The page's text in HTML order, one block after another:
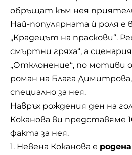
обръщат към нея
Най-популярната ѝ роля е
„Крадецът на праскови“.
смъртни гряха“, а
„Отклонение“, по мотиви
роман на Блага
специално за нея.
Навръх рождения ден на
Коканова ви представяме
факта за нея.
1. Невена Коканова е